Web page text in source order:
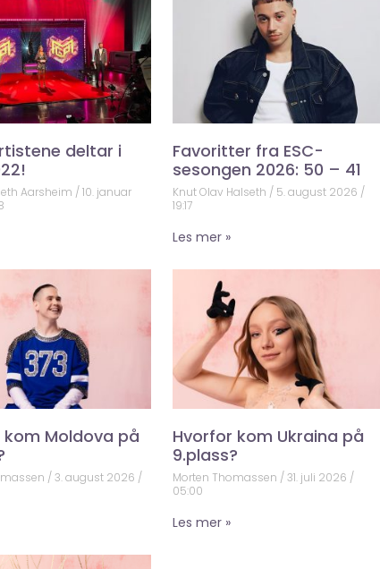
deltar i
Aarsheim 10. januar
Favoritter fra ESC-
sesongen 2026: 50 – 41
Knut Olav Halseth
5. august 2026
19:17
Les mer »
kom Moldova på
3. august 2026
Hvorfor kom Ukraina på
9.plass?
Morten Thomassen
31. juli 2026
05:00
Les mer »